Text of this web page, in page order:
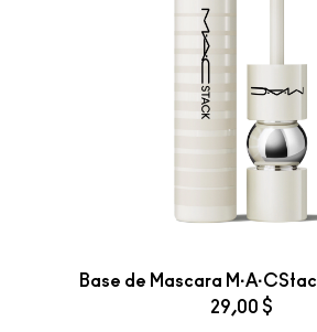
Base de Mascara
29,00 $